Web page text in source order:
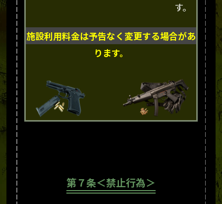
す。
施設利用料金は予告なく変更する場合があ
ります。
第７条＜禁止行為＞